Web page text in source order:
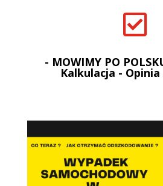

- MOWIMY PO
Kalkulacja -